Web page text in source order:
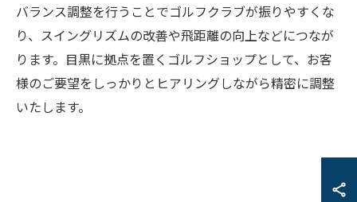
バランス調整を行うことでゴルフクラブが振りやすくな
り、スイングリズムの改善や飛距離の向上などにつなが
ります。目黒に拠点を置くゴルフショップとして、お客
様のご要望をしっかりとヒアリングしながら精密に調整
いたします。